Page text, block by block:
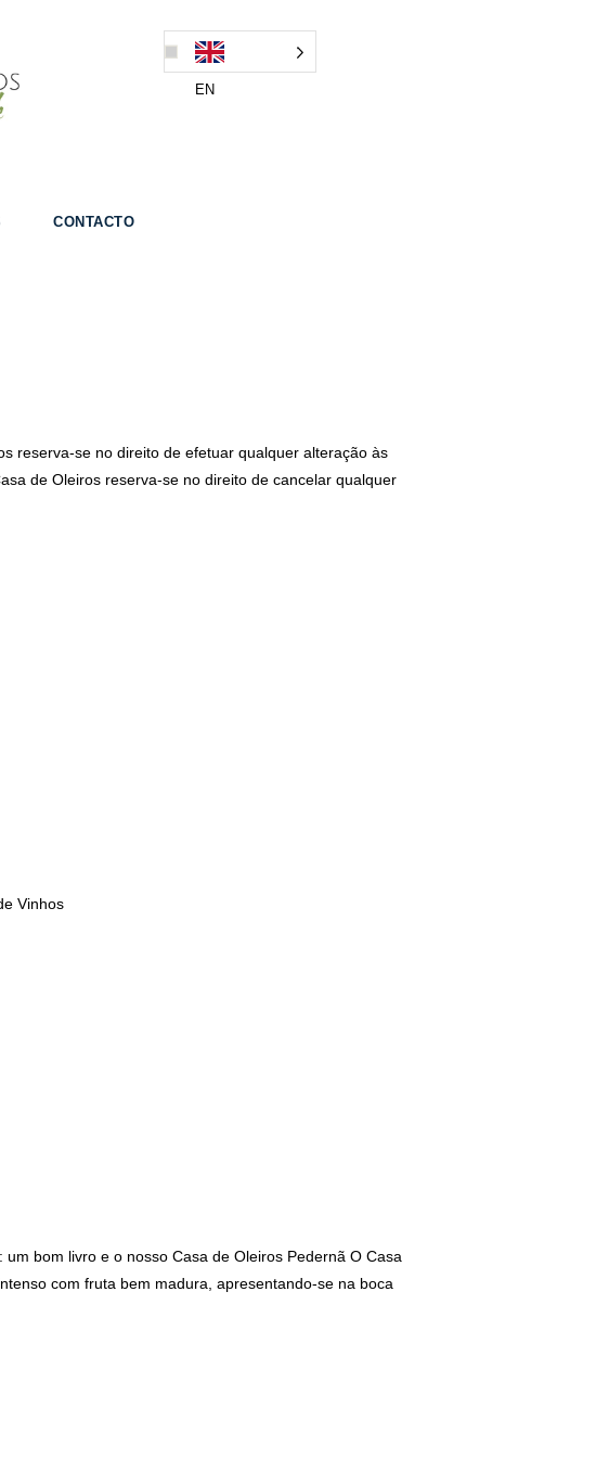
EN
CONTACTO
reserva-se no direito de efetuar qualquer alteração às
de Oleiros reserva-se no direito de cancelar qualquer
Vinhos
bom livro e o nosso Casa de Oleiros Pedernã O Casa
com fruta bem madura, apresentando-se na boca